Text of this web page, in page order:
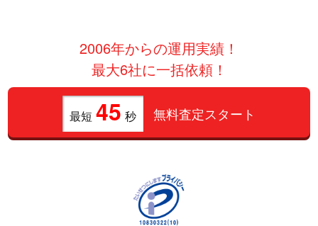
2006年からの運用実績！
最大6社に一括依頼！
最短 45 秒 無料査定スタート